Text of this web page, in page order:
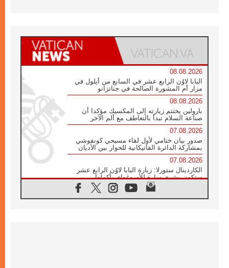
08.08.2026
البابا لاوُن الرابع عشر في السابع من أيلول في
مزار أم المشورة الصالحة في جناتزانو
08.08.2026
بارولين يختتم زيارته إلى المكسيك مؤكدا أن
صناعة السلام تبدأ بالتعاطف مع ألم الآخر
07.08.2026
صدور بيان ختامي لأول لقاء مسيحي كونفوشي
بمشاركة الدائرة الفاتيكانية للحوار بين الأديان
07.08.2026
الكاردينال ستورلا: زيارة البابا لاوُن الرابع عشر
ستكون بشرى سارة للأوروغواي بأكملها
الفاتيكان يعلن برنامج الزيارة الرسولية للبابا لاوُن